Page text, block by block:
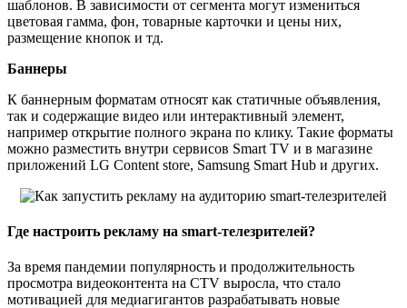
шаблонов. В зависимости от сегмента могут измениться
цветовая гамма, фон, товарные карточки и цены них,
размещение кнопок и тд.
Баннеры
К баннерным форматам относят как статичные объявления,
так и содержащие видео или интерактивный элемент,
например открытие полного экрана по клику. Такие форматы
можно разместить внутри сервисов Smart TV и в магазине
приложений LG Content store, Samsung Smart Hub и других.
Где настроить рекламу на smart-телезрителей?
За время пандемии популярность и продолжительность
просмотра видеоконтента на CTV выросла, что стало
мотивацией для медиагигантов разрабатывать новые